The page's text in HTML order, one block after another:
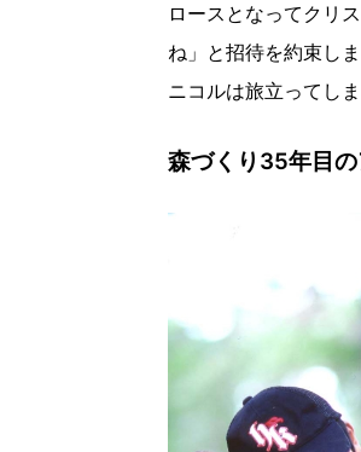
ロースとなってクリ
ね」と招待を約束し
ニコルは旅立ってし
森づくり35年目